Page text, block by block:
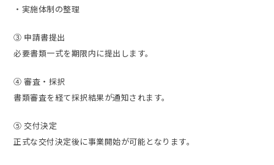
・実施体制の整理
③ 申請書提出
必要書類一式を期限内に提出します。
④ 審査・採択
書類審査を経て採択結果が通知されます。
⑤ 交付決定
正式な交付決定後に事業開始が可能となります。